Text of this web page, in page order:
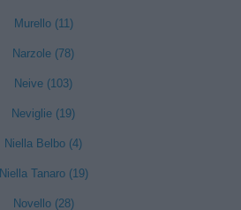
Murello (11)
Narzole (78)
Neive (103)
Neviglie (19)
Niella Belbo (4)
Niella Tanaro (19)
Novello (28)